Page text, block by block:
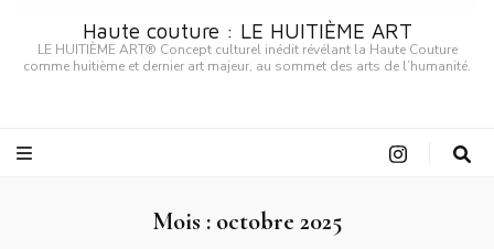
Haute couture : LE HUITIÈME ART
LE HUITIÈME ART® Concept culturel inédit révélant la Haute Couture
comme huitième et dernier art majeur, au sommet des arts de l’humanité.
Mois : octobre 2025